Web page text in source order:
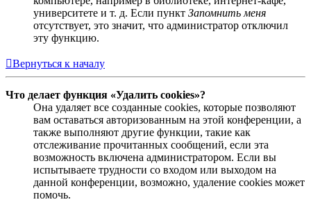
университете и т. д. Если пункт Запомнить меня
отсутствует, это значит, что администратор отключил
эту функцию.
Вернуться к началу
Что делает функция «Удалить cookies»?
Она удаляет все созданные cookies, которые позволяют
вам оставаться авторизованным на этой конференции, а
также выполняют другие функции, такие как
отслеживание прочитанных сообщений, если эта
возможность включена администратором. Если вы
испытываете трудности со входом или выходом на
данной конференции, возможно, удаление cookies может
помочь.